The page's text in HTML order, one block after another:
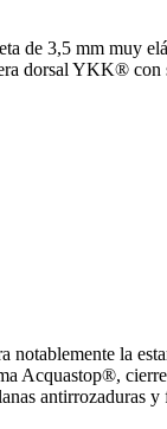
de 3,5 mm muy
dorsal YKK®
la
Acquastop®,
antirrozaduras